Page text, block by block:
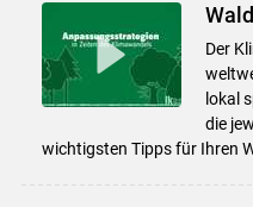
Der
lokal
die
wichtigsten Tipps für Ihren